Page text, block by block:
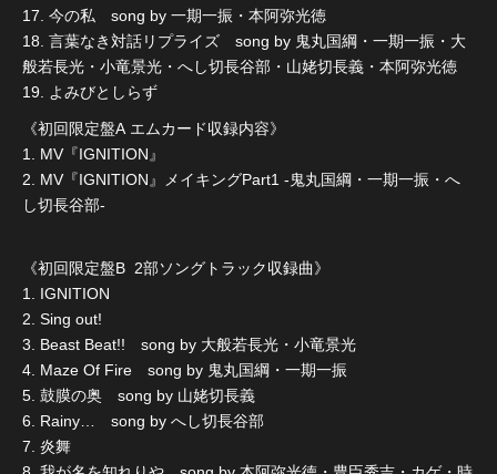
17. 今の私 song by 一期一振・本阿弥光徳
18. 言葉なき対話リプライズ song by 鬼丸国綱・一期一振・大
般若長光・小竜景光・へし切長谷部・山姥切長義・本阿弥光徳
19. よみびとしらず
《初回限定盤A エムカード収録内容》
1. MV『IGNITION』
2. MV『IGNITION』メイキングPart1 -鬼丸国綱・一期一振・へ
し切長谷部-
《初回限定盤B 2部ソングトラック収録曲》
1. IGNITION
2. Sing out!
3. Beast Beat!! song by 大般若長光・小竜景光
4. Maze Of Fire song by 鬼丸国綱・一期一振
5. 鼓膜の奥 song by 山姥切長義
6. Rainy… song by へし切長谷部
7. 炎舞